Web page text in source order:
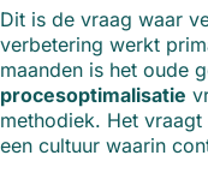
Dit is de vraag waar
verbetering werkt
maanden is het oude
procesoptimalisatie
methodiek. Het
een cultuur waarin